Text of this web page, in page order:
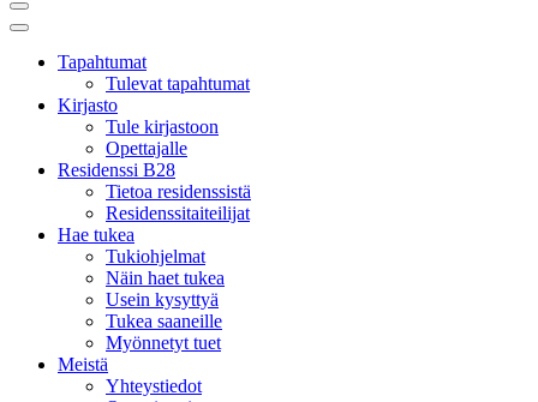
Päävalikko
Sulje
päävalikkoTapahtumat
Tulevat tapahtumat
Kirjasto
Tule kirjastoon
Opettajalle
Residenssi B28
Tietoa residenssistä
Residenssitaiteilijat
Hae tukea
Tukiohjelmat
Näin haet tukea
Usein kysyttyä
Tukea saaneille
Myönnetyt tuet
Meistä
Yhteystiedot